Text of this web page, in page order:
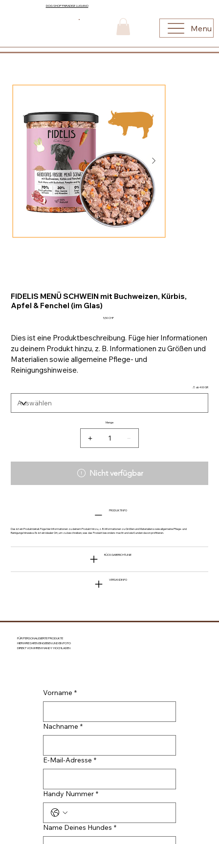
DOG SHOP PARADISE LUGANO
Menu
FIDELIS MENÜ SCHWEIN mit Buchweizen, Kürbis,
Apfel & Fenchel (im Glas)
Preis
5,50 CHF
Dies ist eine Produktbeschreibung. Füge hier Informationen
zu deinem Produkt hinzu, z. B. Informationen zu Größen und
Materialien sowie allgemeine Pflege- und
Reinigungshinweise.
🫙 ab 400 GR.
Menge
Nicht verfügbar
PRODUKTINFO
Das ist ein Produktdetail. Füge hier Informationen zu deinem Produkt hinzu, z. B. Informationen zu Größen und Materialien sowie allgemeine Pflege- und
Reinigungshinweise. Es ist ein idealer Ort, um zu beschreiben, was das Produkt besonders macht und wie Kunden davon profitieren.
RÜCKGABERICHTLINIE
VERSANDINFO
FÜR PERSONALISIERTE PRODUKTE
HIER IHRE DATEN EINGEBEN UND EIN FOTO
DIREKT VON IHREM HANDY HOCHLADEN
Vorname *
Nachname *
E-Mail-Adresse *
Handy Nummer *
Name Deines Hundes *